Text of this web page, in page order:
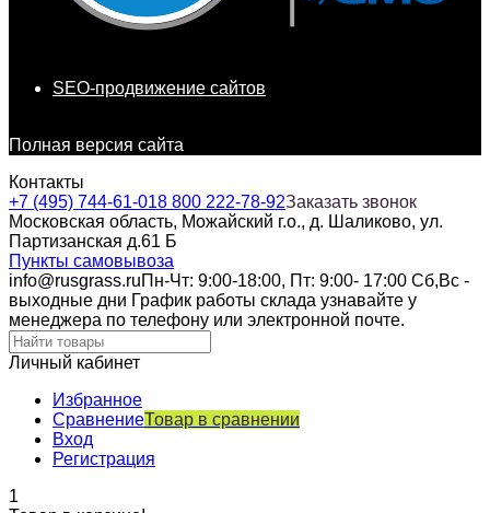
SEO-продвижение сайтов
Полная версия сайта
Контакты
+7 (495) 744-61-018 800 222-78-92Заказать звонок
Московская область, Можайский г.о., д. Шаликово, ул.
Партизанская д.61 Б
Пункты самовывоза
info@rusgrass.ruПн-Чт: 9:00-18:00, Пт: 9:00- 17:00 Сб,Вс -
выходные дни График работы склада узнавайте у
менеджера по телефону или электронной почте.
Личный кабинет
Избранное
СравнениеТовар в сравнении
Вход
Регистрация
1